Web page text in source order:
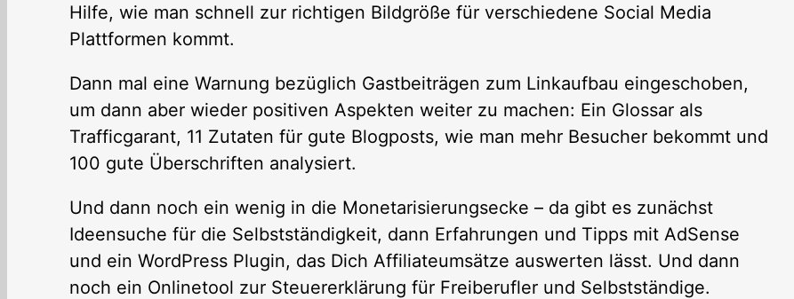
Hilfe, wie man schnell zur richtigen Bildgröße für verschiedene Social Media
Plattformen kommt.
Dann mal eine Warnung bezüglich Gastbeiträgen zum Linkaufbau eingeschoben,
um dann aber wieder positiven Aspekten weiter zu machen: Ein Glossar als
Trafficgarant, 11 Zutaten für gute Blogposts, wie man mehr Besucher bekommt und
100 gute Überschriften analysiert.
Und dann noch ein wenig in die Monetarisierungsecke – da gibt es zunächst
Ideensuche für die Selbstständigkeit, dann Erfahrungen und Tipps mit AdSense
und ein WordPress Plugin, das Dich Affiliateumsätze auswerten lässt. Und dann
noch ein Onlinetool zur Steuererklärung für Freiberufler und Selbstständige.